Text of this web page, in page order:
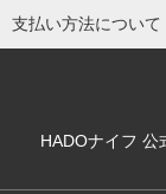
支払い方法について
HADOナイフ 公